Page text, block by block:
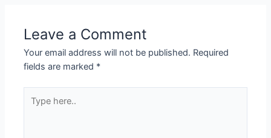
Leave a Comment
Your email address will not be published. Required
fields are marked *